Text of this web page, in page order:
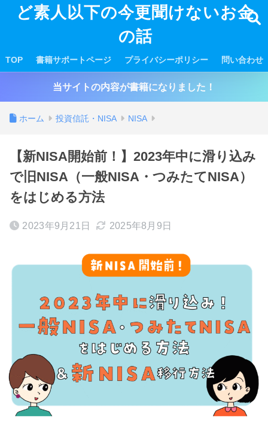
ど素人以下の今更聞けないお金
の話
TOP 書籍サポートページ プライバシーポリシー 問い合わせ
当サイトの内容が書籍になりました！
ホーム 投資信託・NISA NISA
【新NISA開始前！】2023年中に滑り込み
で旧NISA（一般NISA・つみたてNISA）
をはじめる方法
2023年9月21日 2025年8月9日